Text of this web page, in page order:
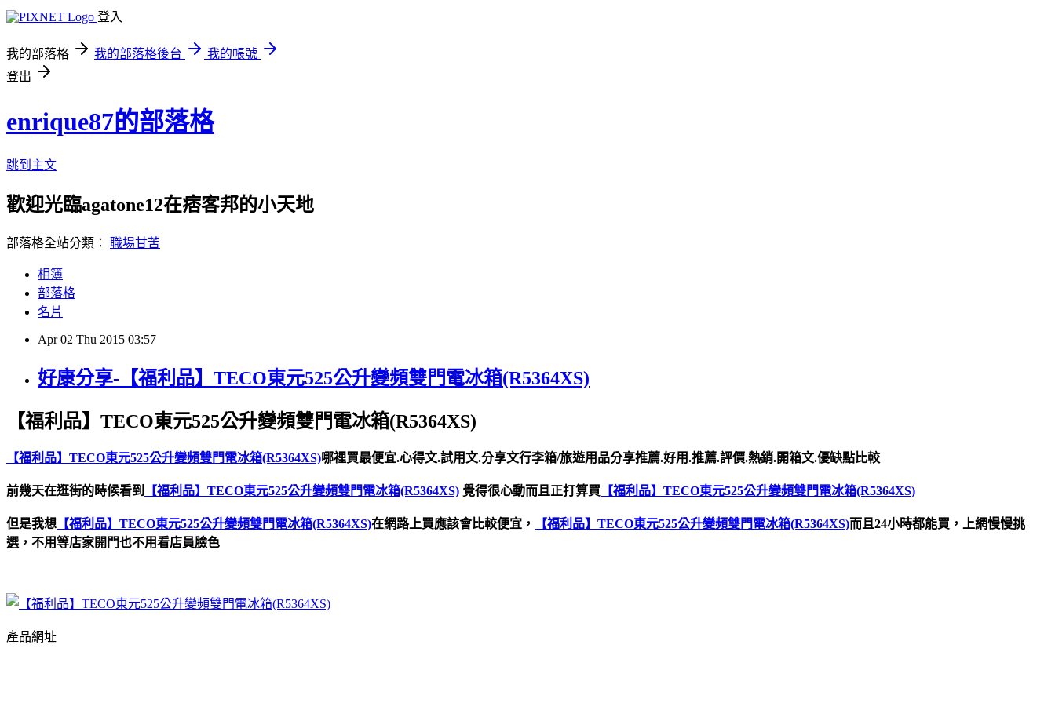
登入
我的部落格 我的部落格後台
我的帳號
登出
enrique87的部落格
跳到主文
歡迎光臨agatone12在痞客邦的小天地
部落格全站分類： 職場甘苦
相簿
部落格
名片
Apr 02 Thu 2015 03:57
好康分享-【福利品】TECO東元525公升變頻雙門電冰箱(R5364XS)
【福利品】TECO東元525公升變頻雙門電冰箱(R5364XS)
【福利品】TECO東元525公升變頻雙門電冰箱(R5364XS)哪裡買最便宜.心得文.試用文.分享文行李箱/旅遊用品分享推薦.好用.推薦.評價.熱銷.開箱文.優缺點比較
前幾天在逛街的時候看到 【福利品】TECO東元525公升變頻雙門電冰箱(R5364XS) 覺得很心動而且正打算買 【福利品】TECO東元525公升變頻雙門電冰箱(R5364XS)
但是我想 【福利品】TECO東元525公升變頻雙門電冰箱(R5364XS)在網路上買應該會比較便宜， 【福利品】TECO東元525公升變頻雙門電冰箱(R5364XS)而且24小時都能買，上網慢慢挑
選，不用等店家開門也不用看店員臉色
產品網址